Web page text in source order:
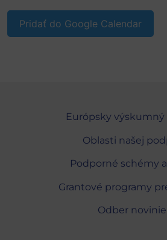
Pridať do Google Calendar
Európsky
Oblasti našej
Podporné schémy
Grantové programy
Odber